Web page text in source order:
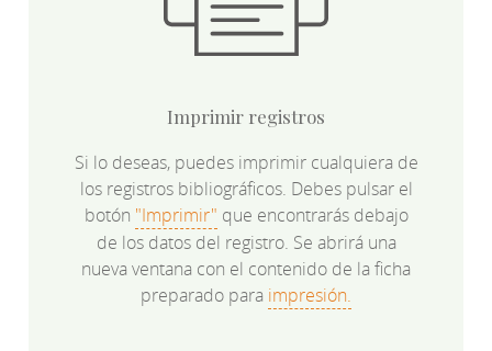
Imprimir registros
Si lo deseas, puedes imprimir cualquiera de
los registros bibliográficos. Debes pulsar el
botón "Imprimir" que encontrarás debajo
de los datos del registro. Se abrirá una
nueva ventana con el contenido de la ficha
preparado para impresión.